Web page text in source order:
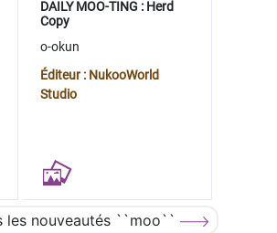
DAILY MOO-TING : Herd
Copy
o-okun
Éditeur : NukooWorld
Studio
les nouveautés ``moo``